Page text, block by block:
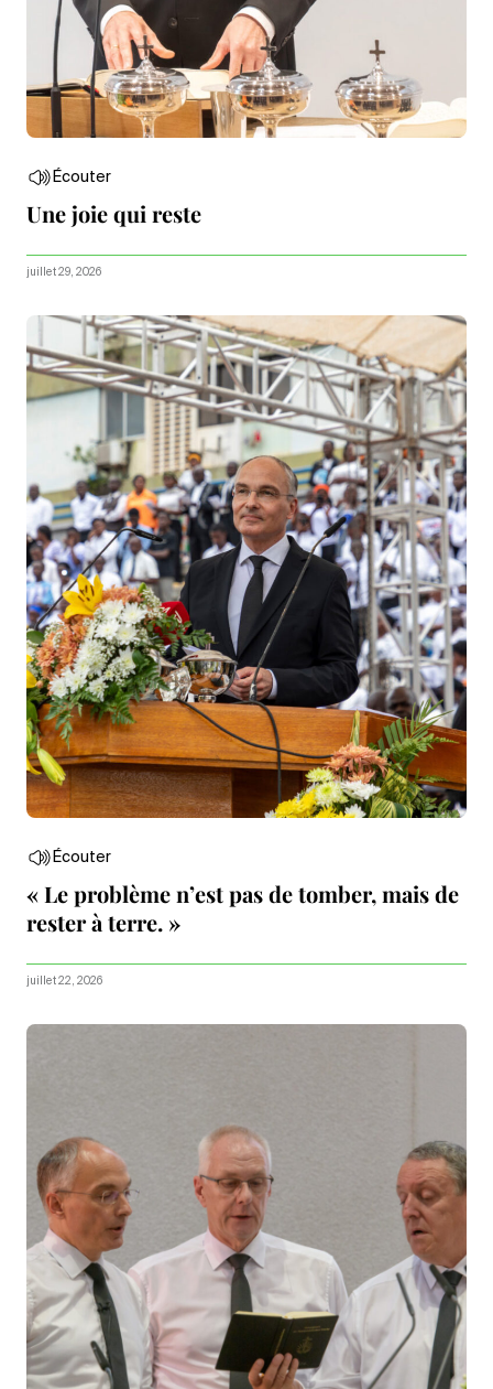
Écouter
Une joie qui reste
juillet 29, 2026
Écouter
« Le problème n’est pas de tomber, mais de
rester à terre. »
juillet 22, 2026